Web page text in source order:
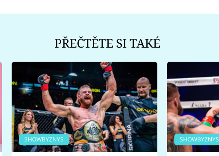
PŘEČTĚTE SI TAKÉ
SHOWBYZNYS SHOWBYZNYS